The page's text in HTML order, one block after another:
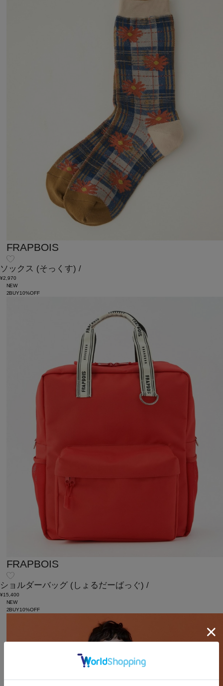
FRAPBOIS
ソックス (そっくす) /
¥2,970
NEW
2BUY10%OFF
FRAPBOIS
ショルダーバッグ (しょるだーばっぐ) /
¥15,400
NEW
2BUY10%OFF